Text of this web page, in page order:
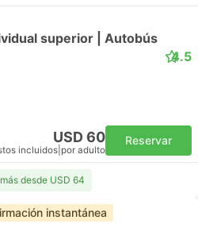
superior | Autobús
4.5
USD 60
incluidos por adulto
Reservar
desde USD 64
instantánea